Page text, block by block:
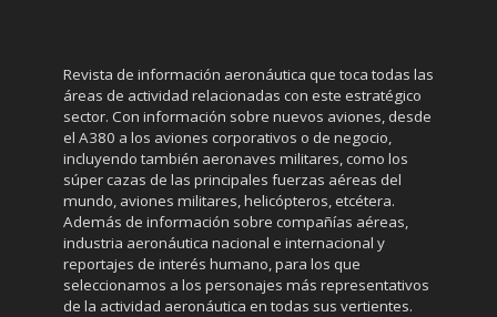
Revista de información aeronáutica que toca todas las
áreas de actividad relacionadas con este estratégico
sector. Con información sobre nuevos aviones, desde
el A380 a los aviones corporativos o de negocio,
incluyendo también aeronaves militares, como los
súper cazas de las principales fuerzas aéreas del
mundo, aviones militares, helicópteros, etcétera.
Además de información sobre compañías aéreas,
industria aeronáutica nacional e internacional y
reportajes de interés humano, para los que
seleccionamos a los personajes más representativos
de la actividad aeronáutica en todas sus vertientes.